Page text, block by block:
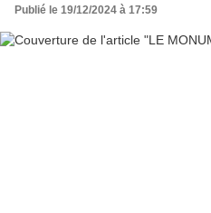
Publié le 19/12/2024 à 17:59